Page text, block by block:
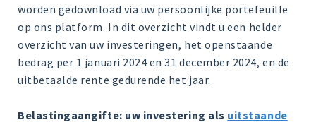
worden gedownload via uw persoonlijke portefeuille
op ons platform. In dit overzicht vindt u een helder
overzicht van uw investeringen, het openstaande
bedrag per 1 januari 2024 en 31 december 2024, en de
uitbetaalde rente gedurende het jaar.
Belastingaangifte: uw investering als uitstaande